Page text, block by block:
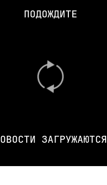
ПОДОЖДИТЕ
ЗАГРУЖАЮТСЯ